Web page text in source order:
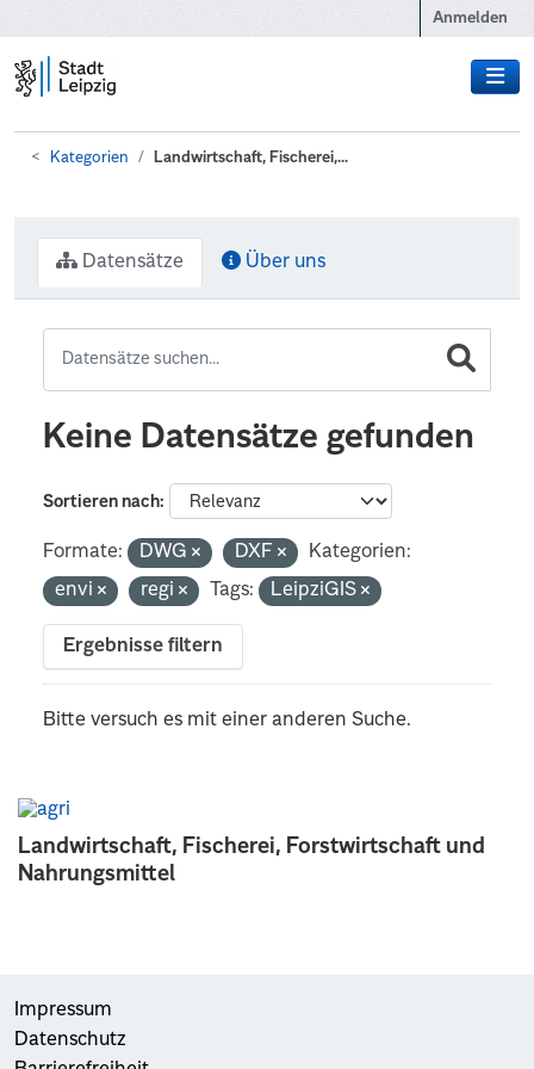
Anmelden
Kategorien Landwirtschaft, Fischerei,...
Landwirtschaft, Fischerei, Forstwirtschaft und
Nahrungsmittel
Datensätze Über uns
Keine Datensätze gefunden
Sortieren nach
Formate: DWG DXF
Kategorien:
envi
regi Tags: LeipziGIS
Ergebnisse filtern
Bitte versuch es mit einer anderen Suche.
Impressum
Datenschutz